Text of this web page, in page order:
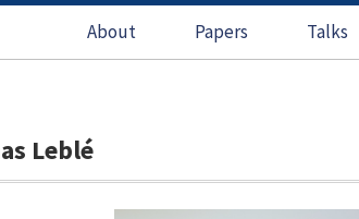
About Papers Talks
Leblé